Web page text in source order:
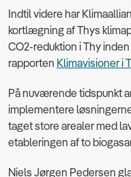
Indtil videre har
kortlægning af Thys
CO2-reduktion i Thy
rapporten Klimavisioner i
På nuværende tidspunkt
implementere
taget store arealer med
etableringen af to
Niels Jørgen Pedersen